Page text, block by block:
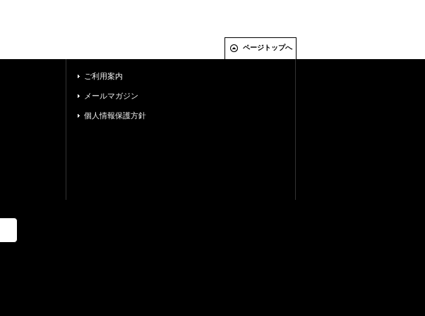
ページトップへ
ご利用案内
メールマガジン
個人情報保護方針